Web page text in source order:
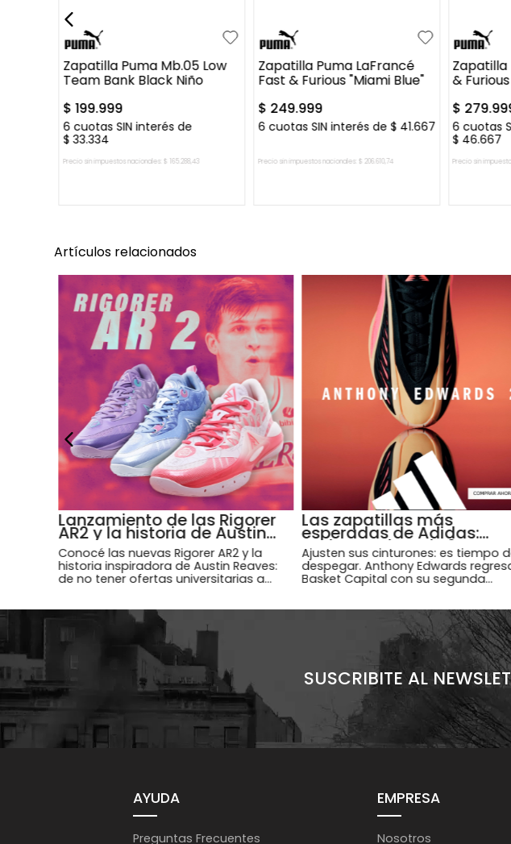
37.5 38
Zapatilla Puma Mb.05 Low
Team Bank Black Niño
$ 199.999
6cuotas SIN interés de
$ 33.334
Precio sin impuestos nacionales: $ 165.288,43
37 37.5
Zapatilla Puma LaFrancé
Fast & Furious "Miami Blue"
$ 249.999
6cuotas SIN interés de $ 41.667
Precio sin impuestos nacionales: $ 206.610,74
46 48.5
Zapatilla
&
$ 279.
6 cuotas
$ 46.667
Precio sin
Artículos relacionados
Lanzamiento de las Rigorer
AR2 y la historia de Austin
Reaves
Conocé las nuevas Rigorer AR2 y la
historia inspiradora de Austin Reaves:
de no tener ofertas universitarias a
Las zapatillas más
esperadas de Adidas:
Anthony Edwards 2
Ajusten sus cinturones: es tiempo
despegar. Anthony Edwards
Basket Capital con su segunda
SUSCRIBITE AL
AYUDA
Preguntas Frecuentes
EMPRESA
Nosotros